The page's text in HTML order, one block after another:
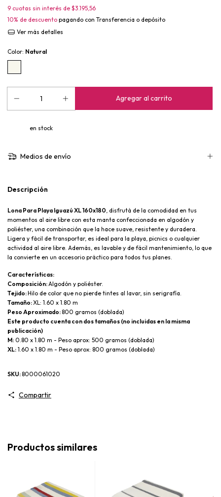
9 cuotas sin interés de $3.195,56
10% de descuento pagando con Transferencia o depósito
Ver más detalles
Color: Natural
en stock
Medios de envío
Descripción
Lona Para Playa Iguazú XL 160x180 , disfrutá de la comodidad en tus
momentos al aire libre con esta manta confeccionada en algodón y
poliéster, una combinación que la hace suave, resistente y duradera.
Ligera y fácil de transportar, es ideal para la playa, picnics o cualquier
actividad al aire libre. Además, es lavable y de fácil mantenimiento, lo que
la convierte en un accesorio práctico para todos tus planes.
Características:
Composición: Algodón y poliéster.
Tejido: Hilo de color que no pierde tintes al lavar, sin serigrafía.
Tamaño: XL: 1.60 x 1.80 m
Peso Aproximado: 800 gramos (doblada)
Este producto cuenta con dos tamaños (no incluidas en la misma
publicación)
M: 0.80 x 1.80 m - Peso aprox: 500 gramos (doblada)
XL: 1.60 x 1.80 m - Peso aprox: 800 gramos (doblada)
SKU: 8000061020
Compartir
Productos similares